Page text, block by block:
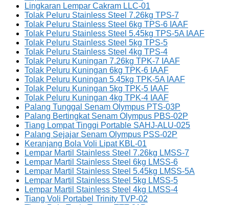
Lingkaran Lempar Cakram LLC-01
Tolak Peluru Stainless Steel 7.26kg TPS-7
Tolak Peluru Stainless Steel 6kg TPS-6 IAAF
Tolak Peluru Stainless Steel 5.45kg TPS-5A IAAF
Tolak Peluru Stainless Steel 5kg TPS-5
Tolak Peluru Stainless Steel 4kg TPS-4
Tolak Peluru Kuningan 7.26kg TPK-7 IAAF
Tolak Peluru Kuningan 6kg TPK-6 IAAF
Tolak Peluru Kuningan 5.45kg TPK-5A IAAF
Tolak Peluru Kuningan 5kg TPK-5 IAAF
Tolak Peluru Kuningan 4kg TPK-4 IAAF
Palang Tunggal Senam Olympus PTS-03P
Palang Bertingkat Senam Olympus PBS-02P
Tiang Lompat Tinggi Portable SAHJ-ALU-025
Palang Sejajar Senam Olympus PSS-02P
Keranjang Bola Voli Lipat KBL-01
Lempar Martil Stainless Steel 7.26kg LMSS-7
Lempar Martil Stainless Steel 6kg LMSS-6
Lempar Martil Stainless Steel 5.45kg LMSS-5A
Lempar Martil Stainless Steel 5kg LMSS-5
Lempar Martil Stainless Steel 4kg LMSS-4
Tiang Voli Portabel Trinity TVP-02